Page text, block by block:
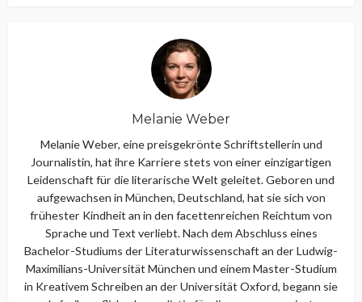
Melanie Weber
Melanie Weber, eine preisgekrönte Schriftstellerin und
Journalistin, hat ihre Karriere stets von einer einzigartigen
Leidenschaft für die literarische Welt geleitet. Geboren und
aufgewachsen in München, Deutschland, hat sie sich von
frühester Kindheit an in den facettenreichen Reichtum von
Sprache und Text verliebt. Nach dem Abschluss eines
Bachelor-Studiums der Literaturwissenschaft an der Ludwig-
Maximilians-Universität München und einem Master-Studium
in Kreativem Schreiben an der Universität Oxford, begann sie